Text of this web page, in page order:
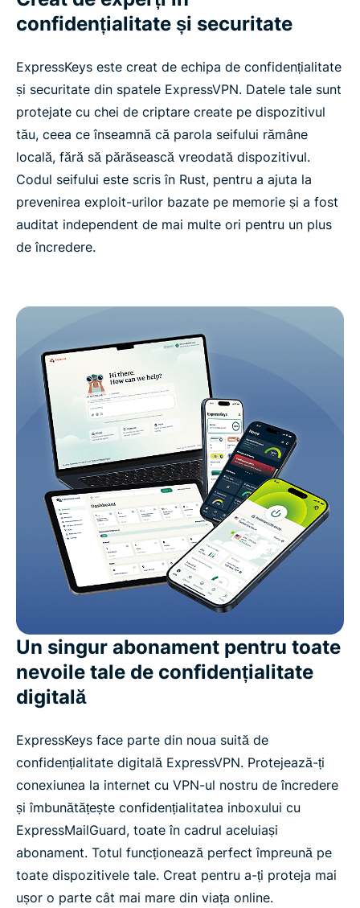
confidențialitate și securitate
ExpressKeys este creat de echipa de confidențialitate
și securitate din spatele ExpressVPN. Datele tale sunt
protejate cu chei de criptare create pe dispozitivul
tău, ceea ce înseamnă că parola seifului rămâne
locală, fără să părăsească vreodată dispozitivul.
Codul seifului este scris în Rust, pentru a ajuta la
prevenirea exploit-urilor bazate pe memorie și a fost
auditat independent de mai multe ori pentru un plus
de încredere.
Un singur abonament pentru toate
nevoile tale de confidențialitate
digitală
ExpressKeys face parte din noua suită de
confidențialitate digitală ExpressVPN. Protejează-ți
conexiunea la internet cu VPN-ul nostru de încredere
și îmbunătățește confidențialitatea inboxului cu
ExpressMailGuard, toate în cadrul aceluiași
abonament. Totul funcționează perfect împreună pe
toate dispozitivele tale. Creat pentru a-ți proteja mai
ușor o parte cât mai mare din viața online.